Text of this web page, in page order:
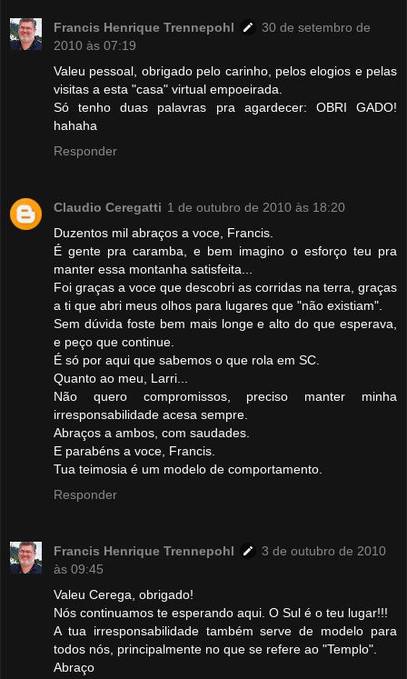
Francis Henrique Trennepohl
30 de setembro de
2010 às 07:19
Valeu pessoal, obrigado pelo carinho, pelos elogios e pelas
visitas a esta "casa" virtual empoeirada.
Só tenho duas palavras pra agardecer: OBRI GADO!
hahaha
Responder
Claudio Ceregatti 1 de outubro de 2010 às 18:20
Duzentos mil abraços a voce, Francis.
É gente pra caramba, e bem imagino o esforço teu pra
manter essa montanha satisfeita...
Foi graças a voce que descobri as corridas na terra, graças
a ti que abri meus olhos para lugares que "não existiam".
Sem dúvida foste bem mais longe e alto do que esperava,
e peço que continue.
É só por aqui que sabemos o que rola em SC.
Quanto ao meu, Larri...
Não quero compromissos, preciso manter minha
irresponsabilidade acesa sempre.
Abraços a ambos, com saudades.
E parabéns a voce, Francis.
Tua teimosia é um modelo de comportamento.
Responder
Francis Henrique Trennepohl
3 de outubro de 2010
às 09:45
Valeu Cerega, obrigado!
Nós continuamos te esperando aqui. O Sul é o teu lugar!!!
A tua irresponsabilidade também serve de modelo para
todos nós, principalmente no que se refere ao "Templo".
Abraço